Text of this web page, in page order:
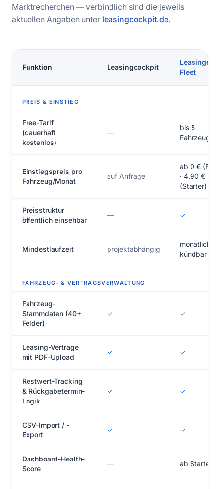
Marktrecherchen — verbindlich sind die jeweils
aktuellen Angaben unter leasingcockpit.de.
Funktion Leasingcockpit
Fleet
PREIS & EINSTIEG
Free-Tarif
(dauerhaft
kostenlos)
—
bis 5
Fahrzeuge
Einstiegspreis pro
Fahrzeug/Monat
auf Anfrage
ab 0 €
· 4,90 €
(Starter)
Preisstruktur
öffentlich einsehbar
— ✓
Mindestlaufzeit projektabhängig
monatlich
kündbar
FAHRZEUG- & VERTRAGSVERWALTUNG
Fahrzeug-
Stammdaten (40+
Felder)
✓ ✓
Leasing-Verträge
mit PDF-Upload
✓ ✓
Restwert-Tracking
& Rückgabetermin-
Logik
✓ ✓
CSV-Import / -
Export
✓ ✓
Dashboard-Health-
Score
— ab Starter